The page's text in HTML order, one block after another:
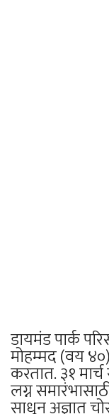
डायमंड पार्क
मोहम्मद (वय
करतात. ३१
लग्न
साधून अज्ञात